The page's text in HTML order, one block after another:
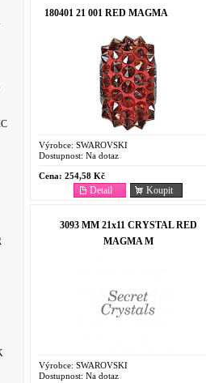
180401 21 001 RED MAGMA
Výrobce: SWAROVSKI
Dostupnost: Na dotaz
Cena: 254,58 Kč
Koupit
Detail
3093 MM 21x11 CRYSTAL RED
MAGMA M
Výrobce: SWAROVSKI
Dostupnost: Na dotaz